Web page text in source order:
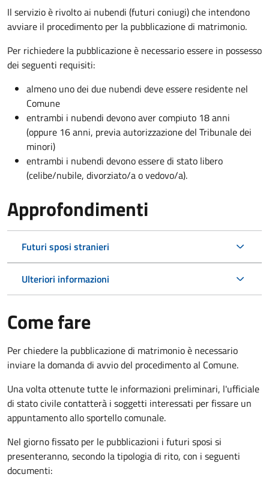
Il servizio è rivolto ai nubendi (futuri coniugi) che intendono
avviare il procedimento per la pubblicazione di matrimonio.
Per richiedere la pubblicazione è necessario essere in possesso
dei seguenti requisiti:
almeno uno dei due nubendi deve essere residente nel
Comune
entrambi i nubendi devono aver compiuto 18 anni
(oppure 16 anni, previa autorizzazione del Tribunale dei
minori)
entrambi i nubendi devono essere di stato libero
(celibe/nubile, divorziato/a o vedovo/a).
Approfondimenti
Futuri sposi stranieri
Ulteriori informazioni
Come fare
Per chiedere la pubblicazione di matrimonio è necessario
inviare la domanda di avvio del procedimento al Comune.
Una volta ottenute tutte le informazioni preliminari, l'ufficiale
di stato civile contatterà i soggetti interessati per fissare un
appuntamento allo sportello comunale.
Nel giorno fissato per le pubblicazioni i futuri sposi si
presenteranno, secondo la tipologia di rito, con i seguenti
documenti: